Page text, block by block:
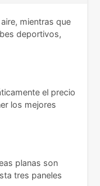
mientras que
deportivos,
el precio
los mejores
planas son
tres paneles